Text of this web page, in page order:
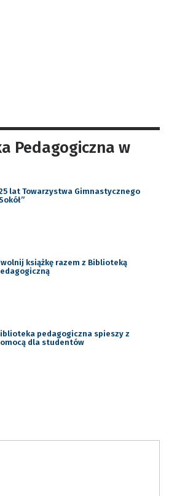
Pedagogiczna w
lat Towarzystwa Gimnastycznego
książkę razem z Biblioteką
pedagogiczna spieszy z
dla studentów